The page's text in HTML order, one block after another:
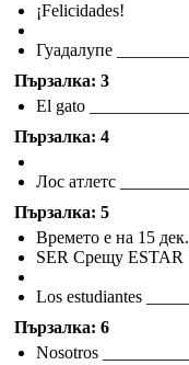
¡Felicidades!
Гуадалупе
Пързалка: 3
El gato
Пързалка: 4
Лос атлетс
Пързалка: 5
Времето е на 15 дек.
SER Срещу ESTAR
Los estudiantes
Пързалка: 6
Nosotros